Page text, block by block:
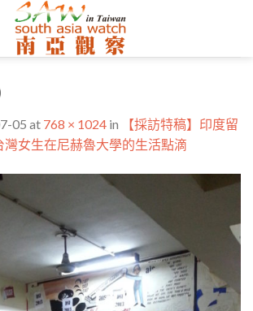
05 at 768 × 1024 in
【採訪特稿】印度留
女生在尼赫魯大學的生活點滴